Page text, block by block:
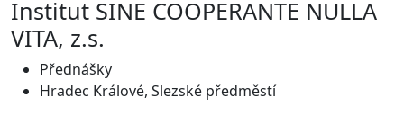
Institut SINE COOPERANTE NULLA
VITA, z.s.
Přednášky
Hradec Králové, Slezské předměstí